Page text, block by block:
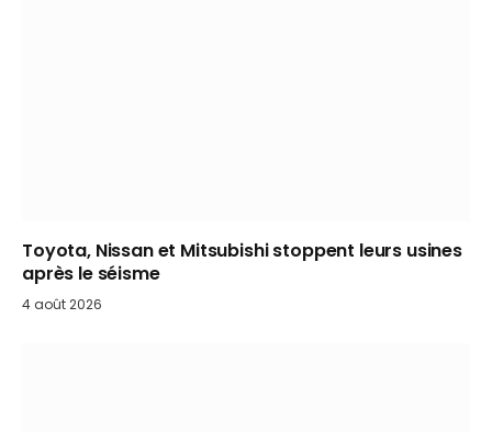
Toyota, Nissan et Mitsubishi stoppent leurs usines
après le séisme
4 août 2026